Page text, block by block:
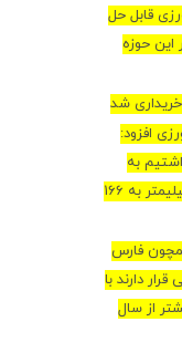
قابل حل
حوزه
افزود:
به
طوری که میزان بارندگی ها از 240 میلیمتر به 166
فارس
دارند با
هزار تن بیشتر از سال